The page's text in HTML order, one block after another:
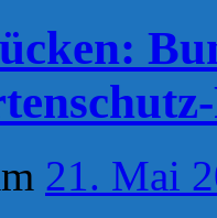
21. Mai